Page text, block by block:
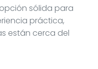
sólida para
práctica,
están cerca del